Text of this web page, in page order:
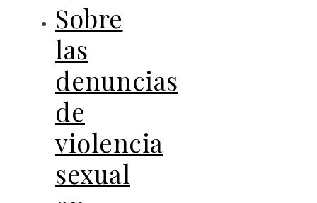
Sobre
las
denuncias
de
violencia
sexual